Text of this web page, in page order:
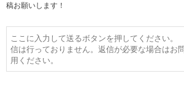
稿お願いします！